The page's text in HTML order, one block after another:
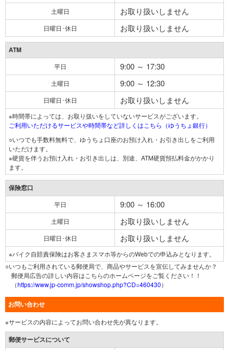
土曜日 お取り扱いしません
日曜日･休日 お取り扱いしません
ATM
平日 9:00 ～ 17:30
土曜日 9:00 ～ 12:30
日曜日･休日 お取り扱いしません
※時間帯によっては、お取り扱いをしていないサービスがございます。
ご利用いただけるサービスや時間帯など詳しくはこちら（ゆうちょ銀行）
○いつでも手数料無料で、ゆうちょ口座のお預け入れ・お引き出しをご利用
いただけます。
※硬貨を伴うお預け入れ・お引き出しは、別途、ATM硬貨預払料金がかかり
ます。
保険窓口
平日 9:00 ～ 16:00
土曜日 お取り扱いしません
日曜日･休日 お取り扱いしません
※バイク自賠責保険はお客さまスマホ等からのWebでの申込みとなります。
○いつもご利用されている郵便局で、商品やサービスを宣伝してみませんか？
郵便局広告の詳しい内容はこちらのホームページをご覧ください！！
（https://www.jp-comm.jp/showshop.php?CD=460430）
お問い合わせ
※サービスの内容によってお問い合わせ先が異なります。
郵便サービスについて